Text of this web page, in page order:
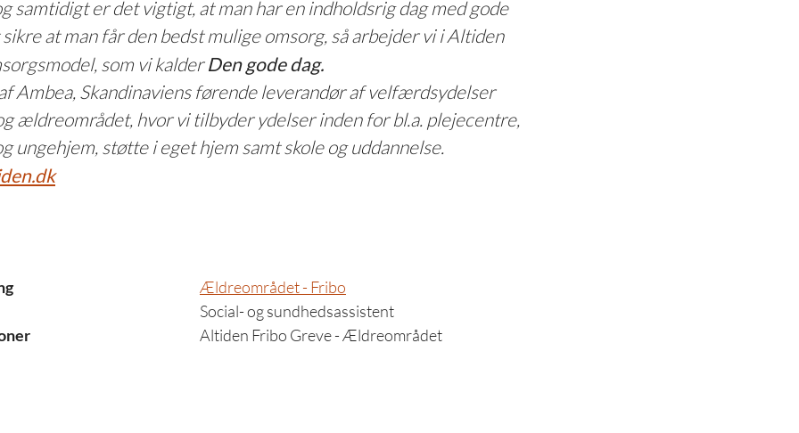
samtidigt er det vigtigt, at man har en indholdsrig dag med gode
at man får den bedst mulige omsorg, så arbejder vi i Altiden
som vi kalderDen gode dag.
Ambea, Skandinaviens førende leverandør af velfærdsydelser
ældreområdet, hvor vi tilbyder ydelser inden for bl.a. plejecentre,
ungehjem, støtte i eget hjem samt skole og uddannelse.
Ældreområdet - Fribo
Social- og sundhedsassistent
Altiden Fribo Greve - Ældreområdet